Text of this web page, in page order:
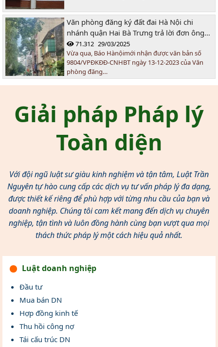
Văn phòng đăng ký đất đai Hà Nội chi
nhánh quận Hai Bà Trưng trả lời đơn ông
Nguyễn Đình Chín
71.312 29/03/2025
Vừa qua, Báo Hànộimới nhận được văn bản số
9804/VPĐKĐĐ-CNHBT ngày 13-12-2023 của Văn
phòng đăng…
Giải pháp Pháp lý
Toàn diện
Với đội ngũ luật sư giàu kinh nghiệm và tận tâm, Luật Trần
Nguyên tự hào cung cấp các dịch vụ tư vấn pháp lý đa dạng,
được thiết kế riêng để phù hợp với từng nhu cầu của bạn và
doanh nghiệp. Chúng tôi cam kết mang đến dịch vụ chuyên
nghiệp, tận tình và luôn đồng hành cùng bạn vượt qua mọi
thách thức pháp lý một cách hiệu quả nhất.
Luật doanh nghiệp
Đầu tư
Mua bán DN
Hợp đồng kinh tế
Thu hồi công nợ
Tái cấu trúc DN